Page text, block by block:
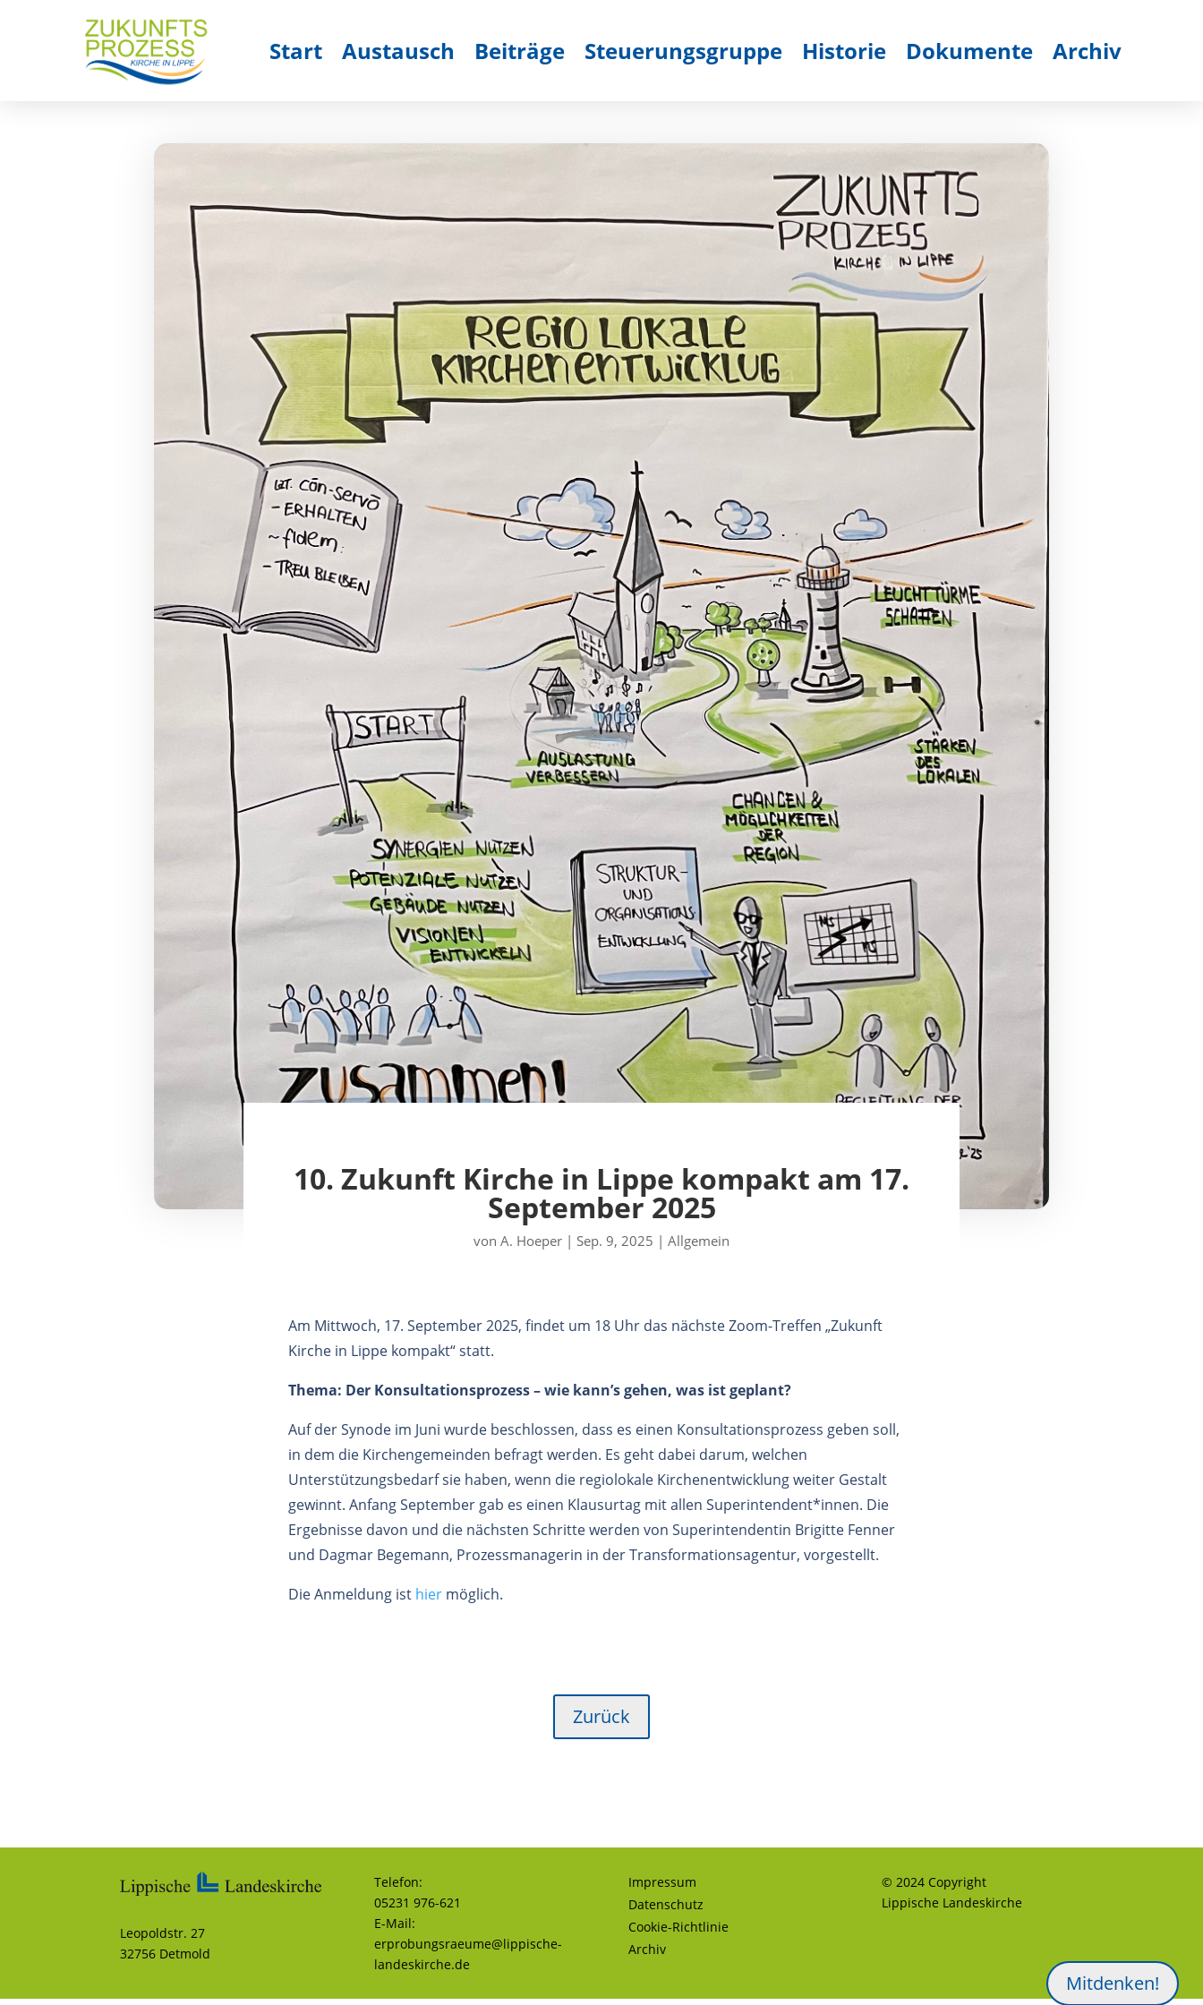
Start Austausch Beiträge Steuerungsgruppe Historie Dokumente Archiv
10. Zukunft Kirche in Lippe kompakt am 17.
September 2025
von A. Hoeper | Sep. 9, 2025 | Allgemein
Am Mittwoch, 17. September 2025, findet um 18 Uhr das nächste Zoom-Treffen „Zukunft
Kirche in Lippe kompakt“ statt.
Thema: Der Konsultationsprozess – wie kann’s gehen, was ist geplant?
Auf der Synode im Juni wurde beschlossen, dass es einen Konsultationsprozess geben soll,
in dem die Kirchengemeinden befragt werden. Es geht dabei darum, welchen
Unterstützungsbedarf sie haben, wenn die regiolokale Kirchenentwicklung weiter Gestalt
gewinnt. Anfang September gab es einen Klausurtag mit allen Superintendent*innen. Die
Ergebnisse davon und die nächsten Schritte werden von Superintendentin Brigitte Fenner
und Dagmar Begemann, Prozessmanagerin in der Transformationsagentur, vorgestellt.
Die Anmeldung ist hier möglich.
Zurück
Leopoldstr. 27
32756 Detmold
Telefon:
05231 976-621
E-Mail:
erprobungsraeume@lippische-
landeskirche.de
Impressum
Datenschutz
Cookie-Richtlinie
Archiv
© 2024 Copyright
Lippische Landeskirche
Mitdenken!